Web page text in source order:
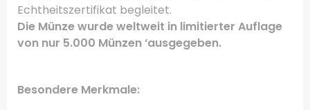
Echtheitszertifikat begleitet.
Die Münze wurde weltweit in limitierter Auflage
von nur 5.000 Münzen ‘ausgegeben.
Besondere Merkmale: